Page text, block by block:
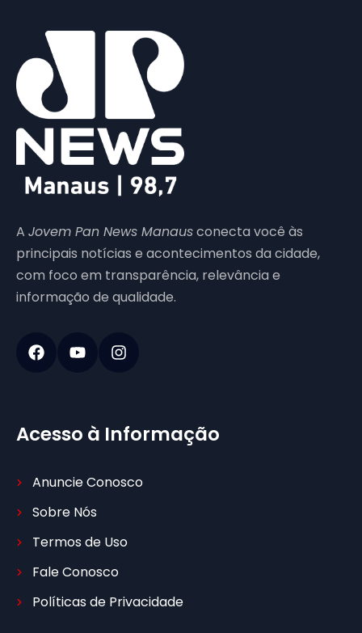
A Jovem Pan News Manausconecta você às
principais notícias e acontecimentos da cidade,
com foco em transparência, relevância e
informação de qualidade.
Acesso à Informação
Anuncie Conosco
Sobre Nós
Termos de Uso
Fale Conosco
Políticas de Privacidade